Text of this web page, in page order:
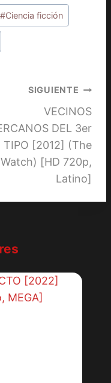
#Ciencia ficción
SIGUIENTE
VECINOS
DEL 3er
TIPO [2012] (The
Watch) [HD 720p,
Latino]